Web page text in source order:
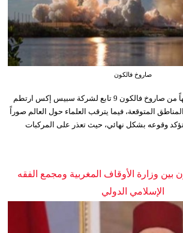
صاروخ فالكون
يُعتقد أن جزءاً ضخماً تائهاً من صاروخ فالكون 9 تابع لشركة سبيس إكس ارتطم
المتوقعة، فيما يترقب العلماء حول العالم صوراً
وقوعه بشكل نهائي، حيث تعذر على المركبات
بين وزارة الأوقاف المغربية ومجمع الفقه
الإسلامي الدولي